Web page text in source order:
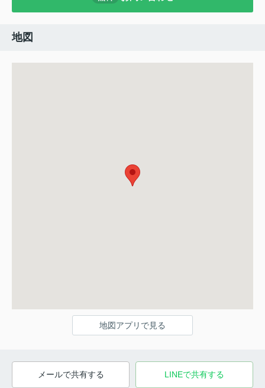
地図
地図アプリで見る
メールで共有する LINEで共有する